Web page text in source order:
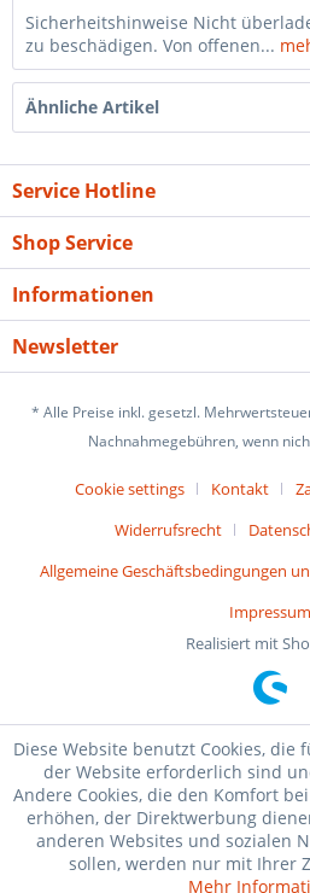
Sicherheitshinweise Nicht
zu beschädigen. Von offenen...
Ähnliche Artikel
Service Hotline
Shop Service
Informationen
Newsletter
* Alle Preise inkl. gesetzl.
Nachnahmegebühren, wenn
Cookie settings Kontakt
Widerrufsrecht
Allgemeine Geschäftsbedingungen
Impressum
Realisiert mit
Diese Website benutzt Cookies,
der Website erforderlich sind
Andere Cookies, die den Komfort
erhöhen, der Direktwerbung
anderen Websites und sozialen
sollen, werden nur mit Ihrer
Mehr